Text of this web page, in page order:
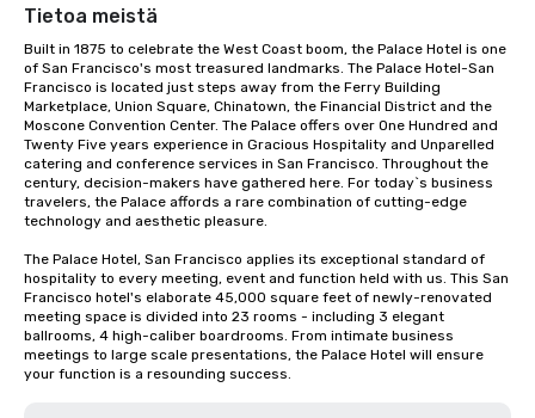
Tietoa meistä
Built in 1875 to celebrate the West Coast boom, the Palace Hotel is one
of San Francisco's most treasured landmarks. The Palace Hotel-San
Francisco is located just steps away from the Ferry Building
Marketplace, Union Square, Chinatown, the Financial District and the
Moscone Convention Center. The Palace offers over One Hundred and
Twenty Five years experience in Gracious Hospitality and Unparelled
catering and conference services in San Francisco. Throughout the
century, decision-makers have gathered here. For today`s business
travelers, the Palace affords a rare combination of cutting-edge
technology and aesthetic pleasure.
The Palace Hotel, San Francisco applies its exceptional standard of
hospitality to every meeting, event and function held with us. This San
Francisco hotel's elaborate 45,000 square feet of newly-renovated
meeting space is divided into 23 rooms - including 3 elegant
ballrooms, 4 high-caliber boardrooms. From intimate business
meetings to large scale presentations, the Palace Hotel will ensure
your function is a resounding success.